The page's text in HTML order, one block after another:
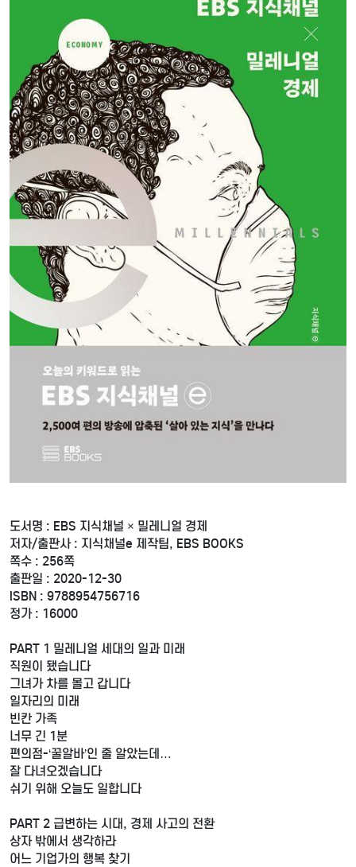
도서명 : EBS 지식채널 × 밀레니얼 경제
저자/출판사 : 지식채널e 제작팀, EBS BOOKS
쪽수 : 256쪽
출판일 : 2020-12-30
ISBN : 9788954756716
정가 : 16000
PART 1 밀레니얼 세대의 일과 미래
직원이 됐습니다
그녀가 차를 몰고 갑니다
일자리의 미래
빈칸 가족
너무 긴 1분
편의점-‘꿀알바’인 줄 알았는데…
잘 다녀오겠습니다
쉬기 위해 오늘도 일합니다
PART 2 급변하는 시대, 경제 사고의 전환
상자 밖에서 생각하라
어느 기업가의 행복 찾기